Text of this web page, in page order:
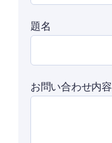
題名
お問い合わせ内容